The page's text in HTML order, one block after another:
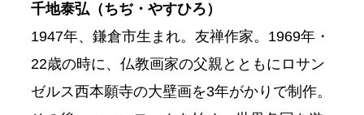
千地泰弘（ちぢ・やすひろ）
1947年、鎌倉市生まれ。友禅作家。1969年・
22歳の時に、仏教画家の父親とともにロサン
ゼルス西本願寺の大壁画を3年がかりで制作。